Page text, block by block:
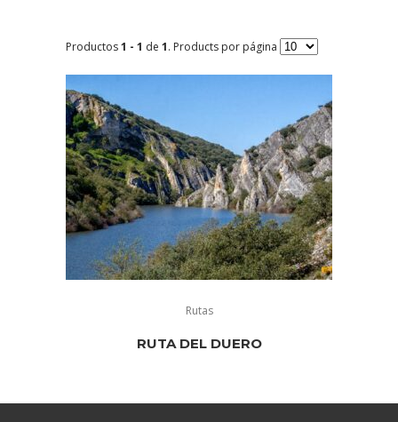
Productos1 - 1 de 1. Products por página
Rutas
RUTA DEL DUERO